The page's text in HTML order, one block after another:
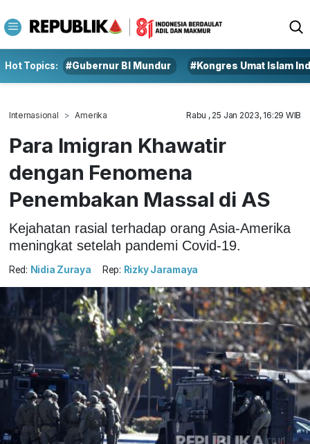
Hot Topics: #Gubernur BI Mundur #Kongres Umat Islam
Internasional Amerika Rabu , 25 Jan 2023, 16:29 WIB
Para Imigran Khawatir
dengan Fenomena
Penembakan Massal di AS
Kejahatan rasial terhadap orang Asia-Amerika
meningkat setelah pandemi Covid-19.
Red: Nidia Zuraya Rep: Rizky Jaramaya